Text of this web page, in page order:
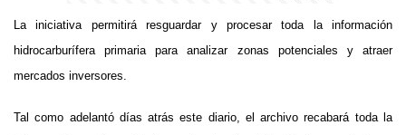
La iniciativa permitirá resguardar y procesar toda la información
hidrocarburífera primaria para analizar zonas potenciales y atraer
mercados inversores.
Tal como adelantó días atrás este diario, el archivo recabará toda la